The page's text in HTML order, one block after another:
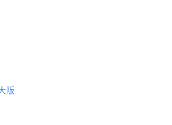
阪